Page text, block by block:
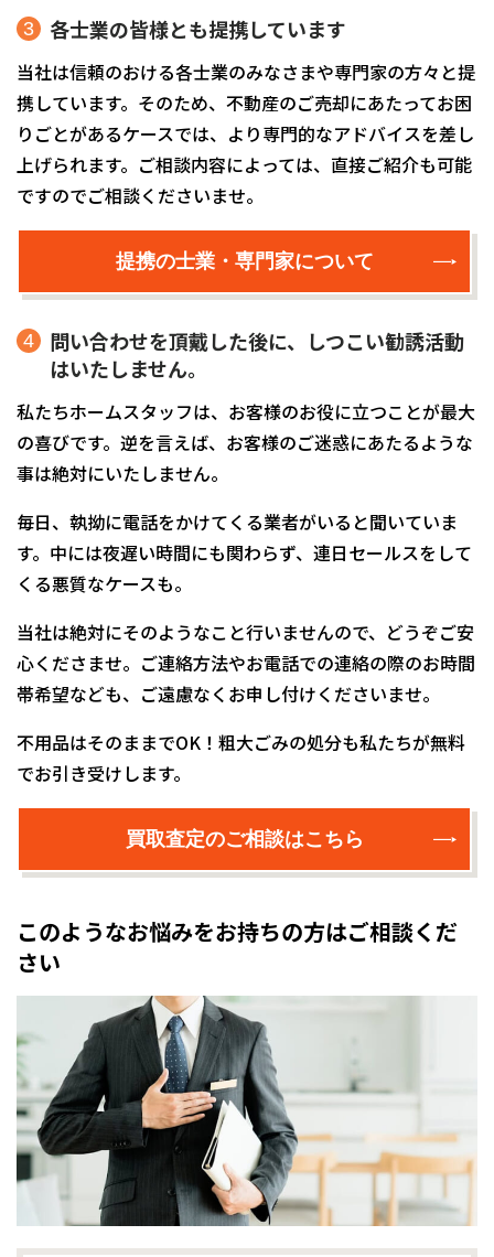
各士業の皆様とも提携しています
当社は信頼のおける各士業のみなさまや専門家の方々と提
携しています。そのため、不動産のご売却にあたってお困
りごとがあるケースでは、より専門的なアドバイスを差し
上げられます。ご相談内容によっては、直接ご紹介も可能
ですのでご相談くださいませ。
提携の士業・専門家について
問い合わせを頂戴した後に、しつこい勧誘活動
はいたしません。
私たちホームスタッフは、お客様のお役に立つことが最大
の喜びです。逆を言えば、お客様のご迷惑にあたるような
事は絶対にいたしません。
毎日、執拗に電話をかけてくる業者がいると聞いていま
す。中には夜遅い時間にも関わらず、連日セールスをして
くる悪質なケースも。
当社は絶対にそのようなこと行いませんので、どうぞご安
心くださませ。ご連絡方法やお電話での連絡の際のお時間
帯希望なども、ご遠慮なくお申し付けくださいませ。
不用品はそのままでOK！粗大ごみの処分も私たちが無料
でお引き受けします。
買取査定のご相談はこちら
このようなお悩みをお持ちの方はご相談くだ
さい